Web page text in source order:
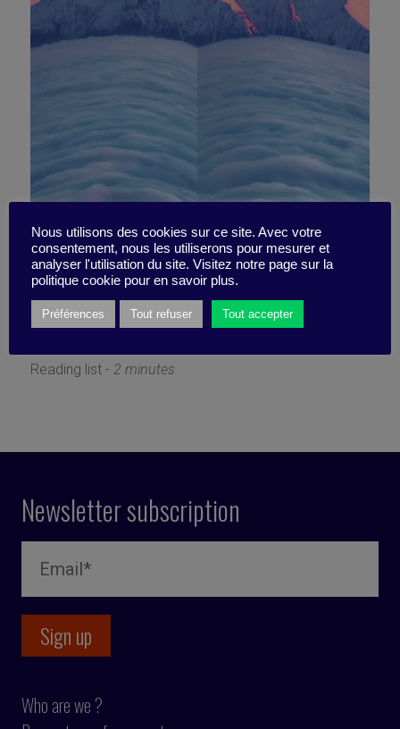
Awareness is not enough.
Reading list - 2 minutes
Newsletter subscription
Who are we ?
Nous utilisons des cookies sur ce site. Avec votre
consentement, nous les utiliserons pour mesurer et
analyser l'utilisation du site. Visitez notre page sur la
politique cookie pour en savoir plus.
Préférences Tout refuser Tout accepter